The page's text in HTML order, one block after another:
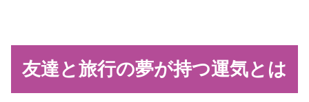
友達と旅行の夢が持つ運気とは